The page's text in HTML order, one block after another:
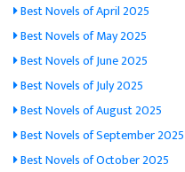
Best Novels of April 2025
Best Novels of May 2025
Best Novels of June 2025
Best Novels of July 2025
Best Novels of August 2025
Best Novels of September 2025
Best Novels of October 2025